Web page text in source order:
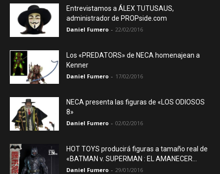
Entrevistamos a ÁLEX TUTUSAUS,
administrador de PROPside.com
Daniel Fumero - 22/02/2016
Los «PREDATORS» de NECA homenajean a
Kenner
Daniel Fumero - 17/02/2016
NECA presenta las figuras de «LOS ODIOSOS
8»
Daniel Fumero - 02/02/2016
HOT TOYS producirá figuras a tamaño real de
«BATMAN v. SUPERMAN : EL AMANECER...
Daniel Fumero - 29/01/2016